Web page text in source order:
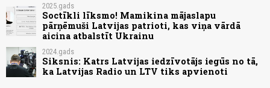
2025.gads
Soctīkli līksmo! Mamikina mājaslapu
pārņēmuši Latvijas patrioti, kas viņa vārdā
aicina atbalstīt Ukrainu
2024.gads
Siksnis: Katrs Latvijas iedzīvotājs iegūs no tā,
ka Latvijas Radio un LTV tiks apvienoti